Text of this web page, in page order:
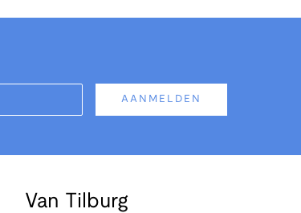
AANMELDEN
Van Tilburg